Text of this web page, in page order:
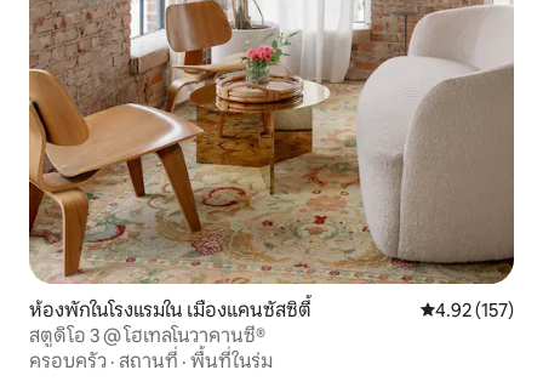
ห้องพักในโรงแรมใน เมืองแคนซัสซิตี้ คะแนนเฉลี่ย
4.92 (157)
สตูดิโอ 3 @ โฮเทลโนวาคานซี®
ครอบครัว · สถานที่ · พื้นที่ในร่ม